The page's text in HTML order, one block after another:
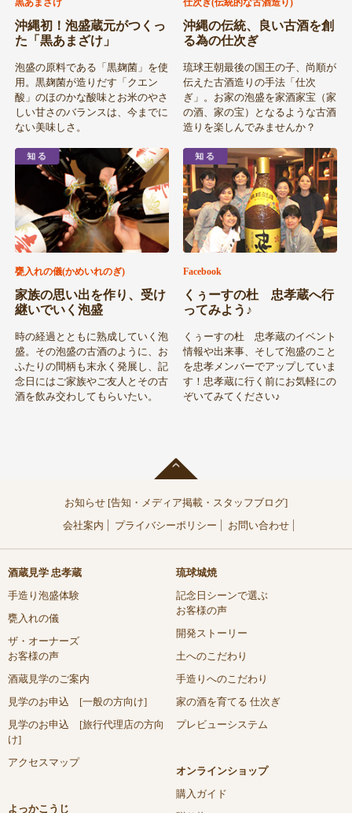
黒あまざけ
沖縄初！泡盛蔵元がつくっ
た「黒あまざけ」
泡盛の原料である「黒麹菌」を使
用。黒麹菌が造りだす「クエン
酸」のほのかな酸味とお米のやさ
しい甘さのバランスは、今までに
ない美味しさ。
仕次ぎ(伝統的な古酒造り)
沖縄の伝統、良い古酒を創
る為の仕次ぎ
琉球王朝最後の国王の子、尚順が
伝えた古酒造りの手法「仕次
ぎ」。お家の泡盛を家酒家宝（家
の酒、家の宝）となるような古酒
造りを楽しんでみませんか？
甕入れの儀(かめいれのぎ)
家族の思い出を作り、受け
継いでいく泡盛
時の経過とともに熟成していく泡
盛。その泡盛の古酒のように、お
ふたりの間柄も末永く発展し、記
念日にはご家族やご友人とその古
酒を飲み交わしてもらいたい。
Facebook
くぅーすの杜 忠孝蔵へ行
ってみよう♪
くぅーすの杜 忠孝蔵のイベント
情報や出来事、そして泡盛のこと
を忠孝メンバーでアップしていま
す！忠孝蔵に行く前にお気軽にの
ぞいてみてください♪
お知らせ [告知・メディア掲載・スタッフブログ]
会社案内
プライバシーポリシー お問い合わせ
酒蔵見学 忠孝蔵
手造り泡盛体験
甕入れの儀
ザ・オーナーズ
お客様の声
酒蔵見学のご案内
見学のお申込 [一般の方向け]
見学のお申込 [旅行代理店の方向
け]
アクセスマップ
よっかこうじ
琉球城焼
記念日シーンで選ぶ
お客様の声
開発ストーリー
土へのこだわり
手造りへのこだわり
家の酒を育てる 仕次ぎ
プレビューシステム
オンラインショップ
購入ガイド